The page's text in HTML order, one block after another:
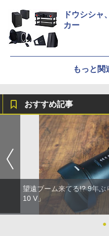
ドウシシ
カー
もっと関
おすすめ記事
望遠ブーム来てる!? 9年ぶ
10 V」
●